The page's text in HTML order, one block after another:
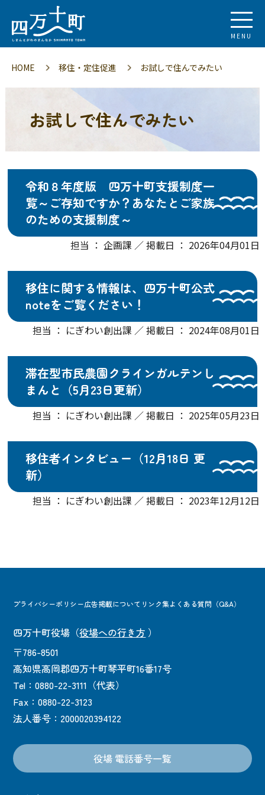
MENU
HOME 移住・定住促進 お試しで住んでみたい
お試しで住んでみたい
令和８年度版 四万十町支援制度一
覧～ご存知ですか？あなたとご家族
のための支援制度～
担当 ： 企画課 ／ 掲載日 ： 2026年04月01日
移住に関する情報は、四万十町公式
noteをご覧ください！
担当 ： にぎわい創出課 ／ 掲載日 ： 2024年08月01日
滞在型市民農園クラインガルテンし
まんと（5月23日更新）
担当 ： にぎわい創出課 ／ 掲載日 ： 2025年05月23日
移住者インタビュー（12月18日 更
新）
担当 ： にぎわい創出課 ／ 掲載日 ： 2023年12月12日
プライバシーポリシー広告掲載について リンク集よくある質問（Q&A）
四万十町役場 （役場への行き方 ）
〒786-8501
高知県高岡郡四万十町琴平町16番17号
Tel：0880-22-3111（代表）
Fax：0880-22-3123
法人番号：2000020394122
役場 電話番号一覧